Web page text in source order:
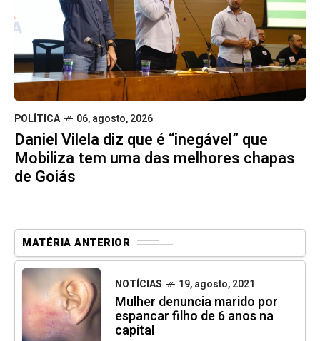
POLÍTICA 06, agosto, 2026
Daniel Vilela diz que é “inegável” que
Mobiliza tem uma das melhores chapas
de Goiás
MATÉRIA ANTERIOR
NOTÍCIAS 19, agosto, 2021
Mulher denuncia marido por
espancar filho de 6 anos na
capital